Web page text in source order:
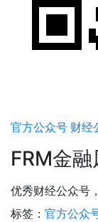
官方公众号 财经
FRM金
优秀财经公众号
标签： 官方公众